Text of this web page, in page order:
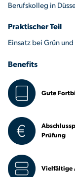
Berufskolleg in
Praktischer Teil
Einsatz bei Grün
Benefits
Gute
Prüfung
Vielfältige